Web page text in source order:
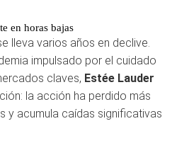
en horas bajas
lleva varios años en declive.
impulsado por el cuidado
claves, Estée Lauder
la acción ha perdido más
y acumula caídas significativas